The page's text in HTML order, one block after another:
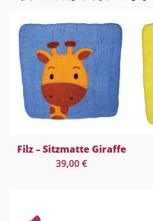
Filz – Sitzmatte Giraffe
39,00€